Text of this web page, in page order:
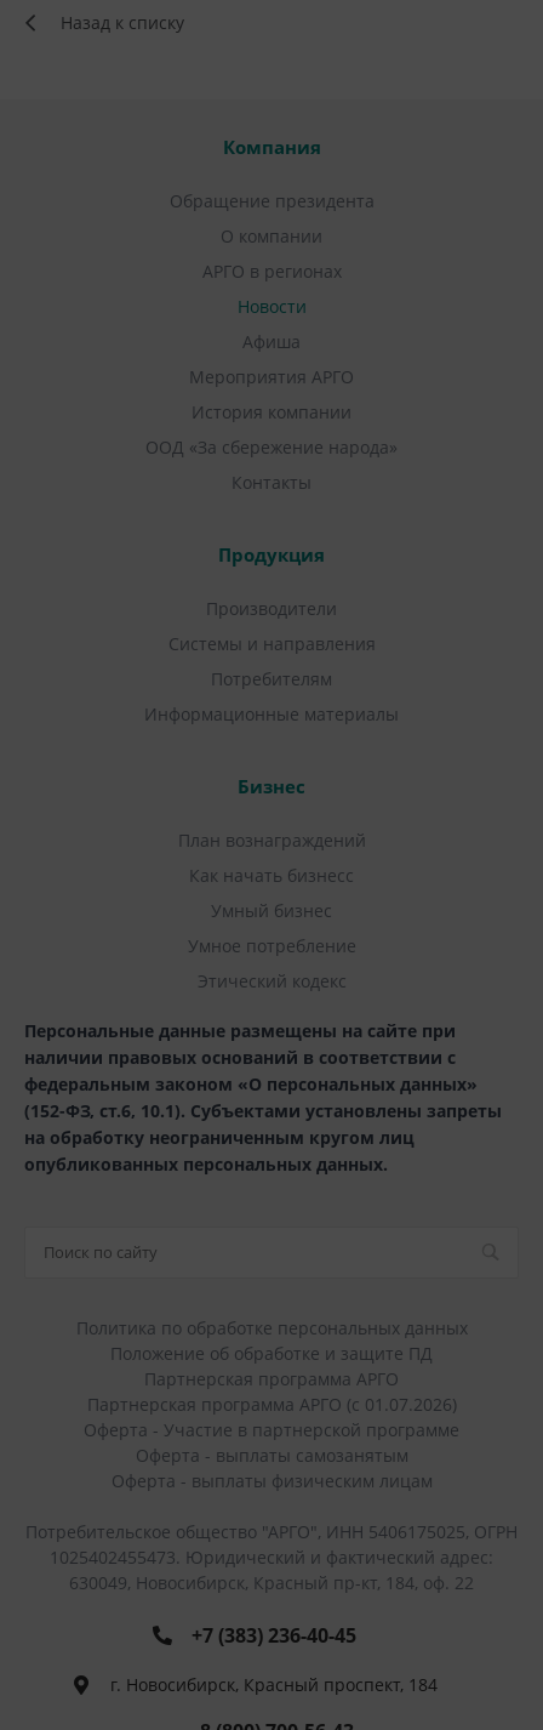
Назад к списку
Компания
Обращение президента
О компании
АРГО в регионах
Новости
Афиша
Мероприятия АРГО
История компании
ООД «За сбережение народа»
Контакты
Продукция
Производители
Системы и направления
Потребителям
Информационные материалы
Бизнес
План вознаграждений
Как начать бизнесс
Умный бизнес
Умное потребление
Этический кодекс
Персональные данные размещены на сайте при
наличии правовых оснований в соответствии с
федеральным законом «О персональных данных»
(152-ФЗ, ст.6, 10.1). Субъектами установлены запреты
на обработку неограниченным кругом лиц
опубликованных персональных данных.
Политика по обработке персональных данных
Положение об обработке и защите ПД
Партнерская программа АРГО
Партнерская программа АРГО (с 01.07.2026)
Оферта - Участие в партнерской программе
Оферта - выплаты самозанятым
Оферта - выплаты физическим лицам
Потребительское общество "АРГО", ИНН 5406175025, ОГРН
1025402455473. Юридический и фактический адрес:
630049, Новосибирск, Красный пр-кт, 184, оф. 22
+7 (383) 236-40-45
г. Новосибирск, Красный проспект, 184